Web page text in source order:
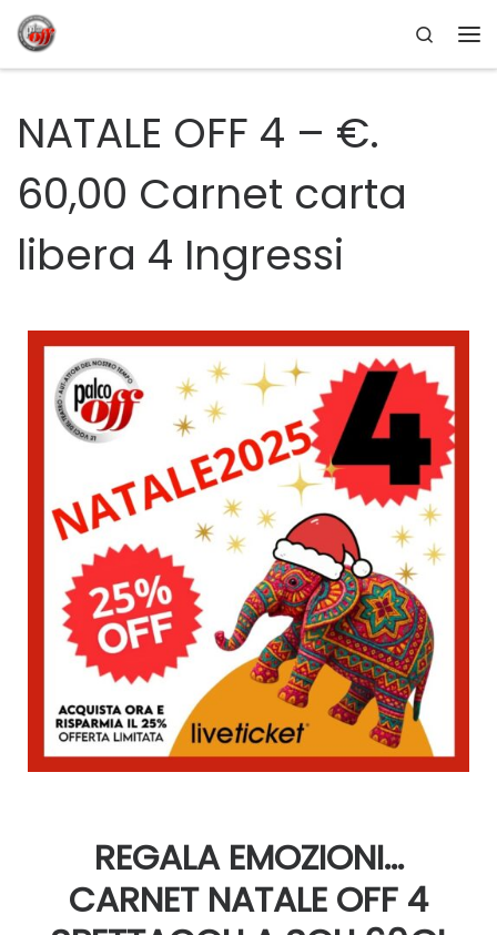
Passa al contenuto Search
NATALE OFF 4 – €.
60,00 Carnet carta
libera 4 Ingressi
REGALA EMOZIONI…
CARNET NATALE OFF 4